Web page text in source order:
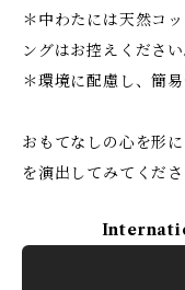
＊中わたには天然コ
ングはお控えください
＊環境に配慮し、簡
おもてなしの心を形
を演出してみてくださ